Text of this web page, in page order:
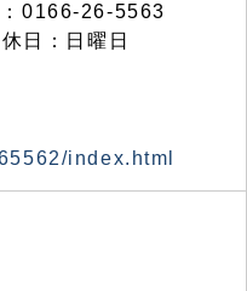
0166-26-5563
日：日曜日
index.html